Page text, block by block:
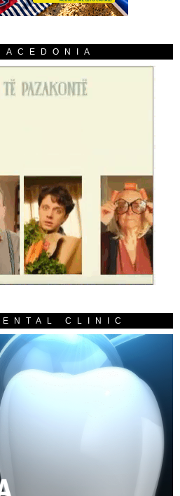
CLINIC